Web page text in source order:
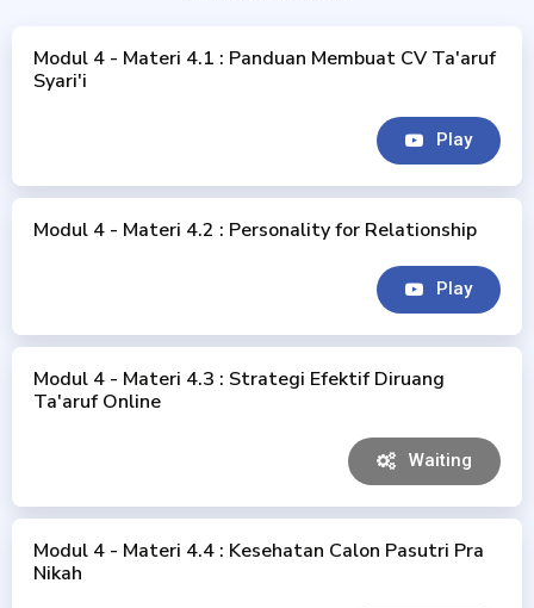
Modul 4 - Materi 4.1 : Panduan Membuat CV Ta'aruf
Syari'i
Play
Modul 4 - Materi 4.2 : Personality for Relationship
Play
Modul 4 - Materi 4.3 : Strategi Efektif Diruang
Ta'aruf Online
Waiting
Modul 4 - Materi 4.4 : Kesehatan Calon Pasutri Pra
Nikah